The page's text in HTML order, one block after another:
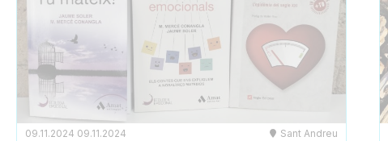
09.11.2024 09.11.2024 Sant Andreu